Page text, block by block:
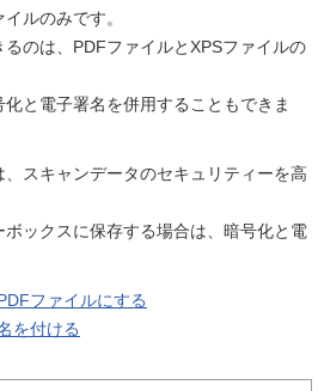
ルのみです。
のは、PDFファイルとXPSファイルの
と電子署名を併用することもできま
スキャンデータのセキュリティーを高
ックスに保存する場合は、暗号化と電
ファイルにする
を付ける